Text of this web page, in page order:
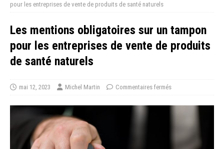
pour les entreprises de vente de produits de santé naturels
Les mentions obligatoires sur un tampon
pour les entreprises de vente de produits
de santé naturels
mai 12, 2023 Michel Martin Commentaires fermés